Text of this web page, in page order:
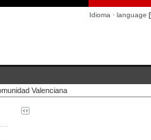
Idioma · language
Valenciana